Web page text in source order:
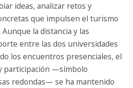
ideas, analizar retos y
que impulsen el turismo
la distancia y las
entre las dos universidades
los encuentros presenciales, el
participación —símbolo
redondas— se ha mantenido